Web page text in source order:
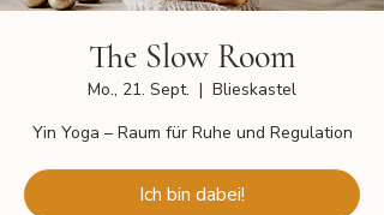
The Slow Room
Mo., 21. Sept.
  |
Blieskastel
Yin Yoga – Raum für Ruhe und Regulation
Ich bin dabei!